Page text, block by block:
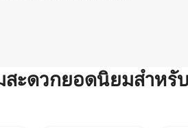
สะดวกยอดนิยมสำหรั